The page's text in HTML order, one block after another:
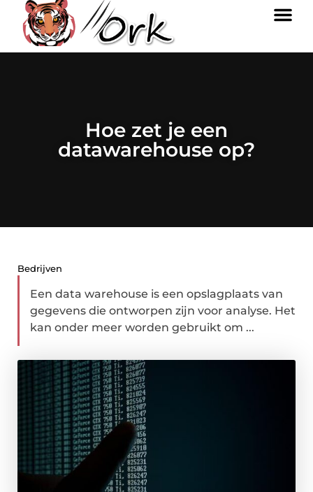
Hoe zet je een
datawarehouse op?
Bedrijven
Een data warehouse is een opslagplaats van
gegevens die ontworpen zijn voor analyse. Het
kan onder meer worden gebruikt om ...